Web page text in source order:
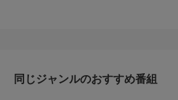
同じジャンルのおすすめ番組